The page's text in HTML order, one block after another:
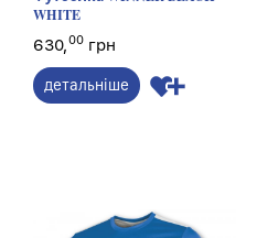
WHITE
630,00 грн
детальніше